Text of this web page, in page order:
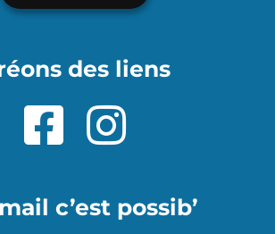
des liens
c’est possib’